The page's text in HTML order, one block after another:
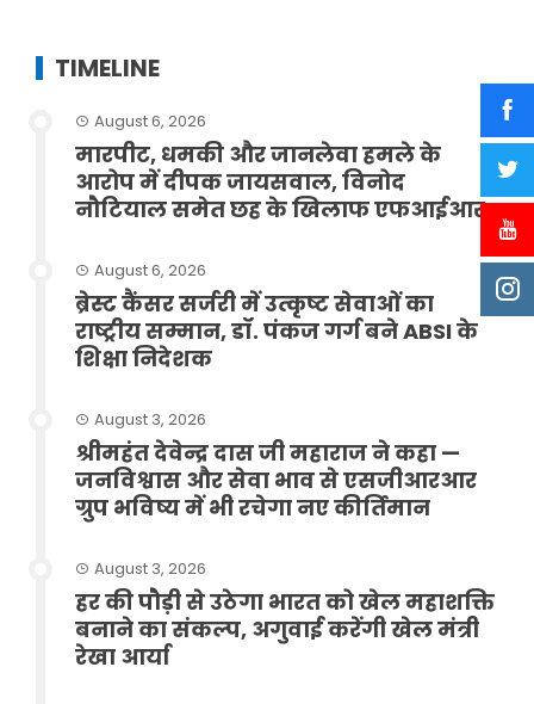
TIMELINE
August 6, 2026
मारपीट, धमकी और जानलेवा हमले के
आरोप में दीपक जायसवाल, विनोद
नौटियाल समेत छह के खिलाफ एफआईआर
August 6, 2026
ब्रेस्ट कैंसर सर्जरी में उत्कृष्ट सेवाओं का
राष्ट्रीय सम्मान, डॉ. पंकज गर्ग बने ABSI के
शिक्षा निदेशक
August 3, 2026
श्रीमहंत देवेन्द्र दास जी महाराज ने कहा —
जनविश्वास और सेवा भाव से एसजीआरआर
ग्रुप भविष्य में भी रचेगा नए कीर्तिमान
August 3, 2026
हर की पौड़ी से उठेगा भारत को खेल महाशक्ति
बनाने का संकल्प, अगुवाई करेंगी खेल मंत्री
रेखा आर्या